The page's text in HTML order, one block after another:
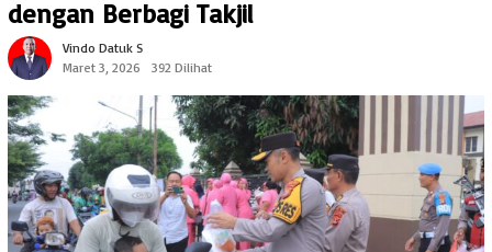
dengan Berbagi Takjil
Vindo Datuk S
Maret 3, 2026
392 Dilihat